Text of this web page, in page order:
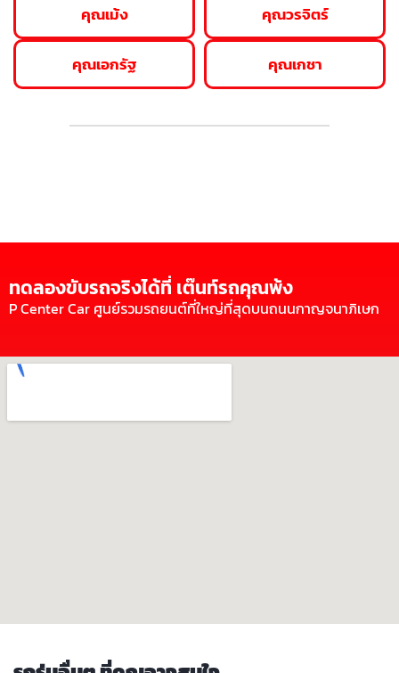
คุณเม้ง
คุณเอกรัฐ
คุณวรจิตร์
คุณเกชา
ทดลองขับรถจริงได้ที่ เต๊นท์รถคุณพ้ง
P Center Car ศูนย์รวมรถยนต์ที่ใหญ่ที่สุดบนถนนกาญจนาภิเษก